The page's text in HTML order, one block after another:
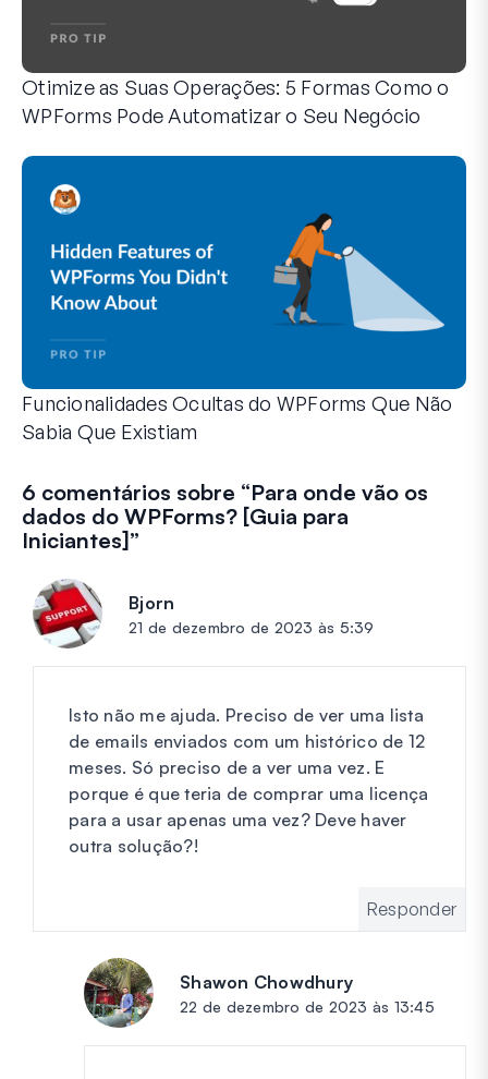
Otimize as Suas Operações: 5 Formas Como o
WPForms Pode Automatizar o Seu Negócio
Funcionalidades Ocultas do WPForms Que Não
Sabia Que Existiam
6 comentários sobre “Para onde vão os
dados do WPForms? [Guia para
Iniciantes] ”
Bjorn
21 de dezembro de 2023 às 5:39
Isto não me ajuda. Preciso de ver uma lista
de emails enviados com um histórico de 12
meses. Só preciso de a ver uma vez. E
porque é que teria de comprar uma licença
para a usar apenas uma vez? Deve haver
outra solução?!
Responder
Shawon Chowdhury
22 de dezembro de 2023 às 13:45